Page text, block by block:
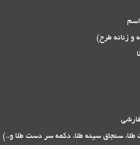
اسم
و زنانه طرح)
طلا، سنجاق سینه طلا، دکمه سر دست طلا و..)